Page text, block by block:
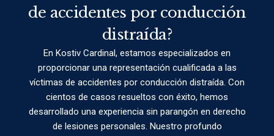
de accidentes por conducción
distraída?
En Kostiv Cardinal, estamos especializados en
proporcionar una representación cualificada a las
víctimas de accidentes por conducción distraída. Con
cientos de casos resueltos con éxito, hemos
desarrollado una experiencia sin parangón en derecho
de lesiones personales. Nuestro profundo